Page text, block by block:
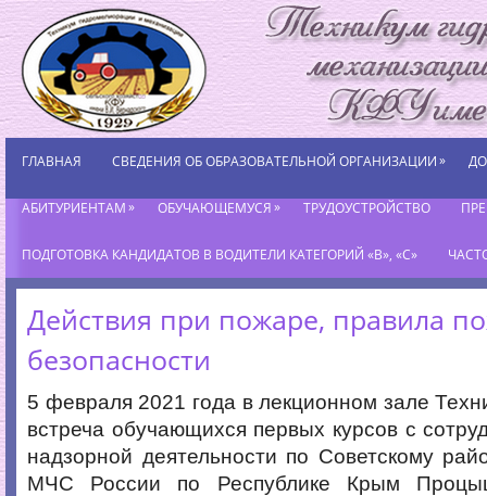
ГЛАВНАЯ СВЕДЕНИЯ ОБ ОБРАЗОВАТЕЛЬНОЙ ОРГАНИЗАЦИИ»
АБИТУРИЕНТАМ» ОБУЧАЮЩЕМУСЯ» ТРУДОУСТРОЙСТВО
ПОДГОТОВКА КАНДИДАТОВ В ВОДИТЕЛИ КАТЕГОРИЙ «В», «С»
Действия при пожаре, правила
безопасности
5 февраля 2021 года в лекционном зале
встреча обучающихся первых курсов с
надзорной деятельности по Советскому
МЧС России по Республике Крым